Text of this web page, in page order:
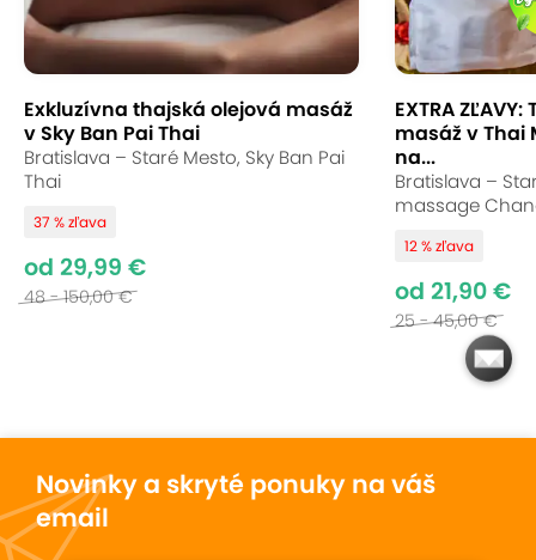
Exkluzívna thajská olejová masáž
v Sky Ban Pai Thai
Bratislava – Staré Mesto, Sky Ban Pai
Thai
37 % zľava
od 29,99 €
48 - 150,00 €
EXTRA
masáž v Thai
na...
Bratislava –
massage
12 % zľava
od 21,90 €
25 - 45,00 €
Novinky a skryté ponuky na váš
email